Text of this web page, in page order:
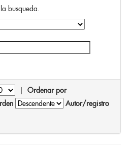
busqueda.
| Ordenar por
Autor/registro